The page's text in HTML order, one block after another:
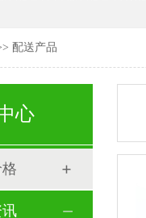
配送产品
心